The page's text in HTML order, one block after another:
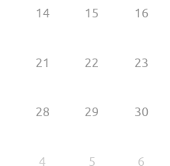
14 15 16
21 22 23
28 29 30
4 5 6